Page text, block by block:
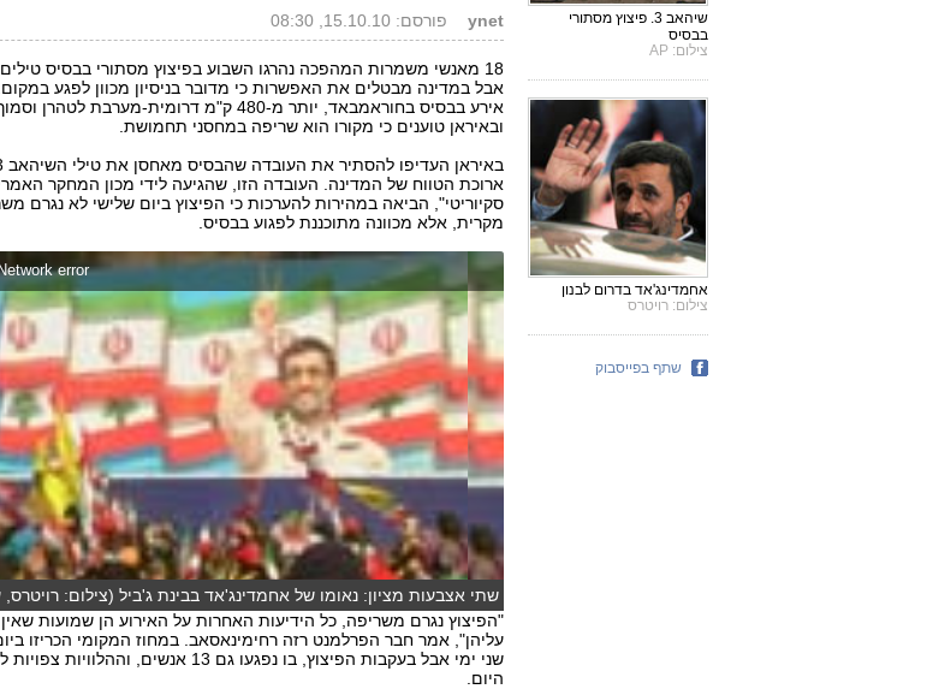
ynet פורסם: 15.10.10, 08:30
18 מאנשי משמרות המהפכה נהרגו השבוע בפיצוץ מסתורי בבסיס טילים
אבל במדינה מבטלים את האפשרות כי מדובר בניסיון מכוון לפגע
אירע בבסיס בחוראמבאד, יותר מ-480 ק"מ דרומית-מערבת
ובאיראן טוענים כי מקורו הוא שריפה במחסני תחמושת.
ארוכת הטווח של המדינה. העובדה הזו, שהגיעה לידי מכון המחקר
סקיוריטי", הביאה במהירות להערכות כי הפיצוץ ביום שלישי לא נגרם
מקרית, אלא מכוונה מתוכננת לפגוע בבסיס.
error
שתי אצבעות מציון: נאומו של אחמדינג'אד בבינת ג'ביל (צילום: רויטרס,
קינן)
"הפיצוץ נגרם משריפה, כל הידיעות האחרות על האירוע הן שמועות
עליהן", אמר חבר הפרלמנט רזה רחימינאסאב. במחוז המקומי הכריזו
שני ימי אבל בעקבות הפיצוץ, בו נפגעו גם 13 אנשים,
היום.
שיהאב 3. פיצוץ מסתורי
בבסיס
צילום: AP
אחמדינג'אד בדרום לבנון
צילום: רויטרס
שתף בפייסבוק